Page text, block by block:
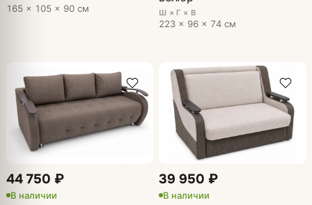
165 × 105 × 90 см Ш × Г × В
223 × 96 × 74 см
44 750 ₽
В наличии
39 950 ₽
В наличии